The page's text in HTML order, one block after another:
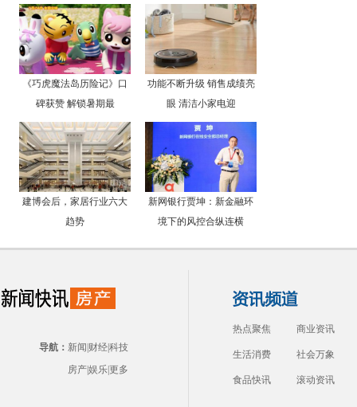
《巧虎魔法岛历险记》口
碑获赞 解锁暑期最
功能不断升级 销售成绩亮
眼 清洁小家电迎
建博会后，家居行业六大
趋势
新网银行贾坤：新金融环
境下的风控合纵连横
导航： 新闻 财经科技
房产娱乐更多
热点聚焦 商业资讯
生活消费 社会万象
食品快讯 滚动资讯